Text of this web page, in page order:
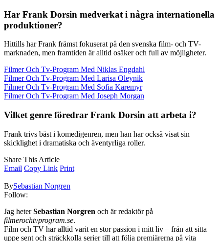
Har Frank Dorsin medverkat i några internationella
produktioner?
Hittills har Frank främst fokuserat på den svenska film- och TV-
marknaden, men framtiden är alltid osäker och full av möjligheter.
Filmer Och Tv-Program Med Niklas Engdahl
Filmer Och Tv-Program Med Larisa Oleynik
Filmer Och Tv-Program Med Sofia Karemyr
Filmer Och Tv-Program Med Joseph Morgan
Vilket genre föredrar Frank Dorsin att arbeta i?
Frank trivs bäst i komedigenren, men han har också visat sin
skicklighet i dramatiska och äventyrliga roller.
Share This Article
Email Copy Link Print
BySebastian Norgren
Follow:
Jag heterSebastian Norgren och är redaktör på
filmerochtvprogram.se.
Film och TV har alltid varit en stor passion i mitt liv – från att sitta
uppe sent och sträckkolla serier till att följa premiärerna på vita